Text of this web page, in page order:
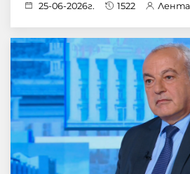
25-06-2026г. 1522